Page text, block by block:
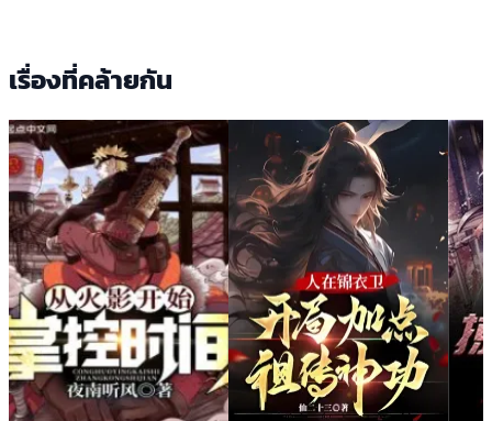
เรื่องที่คล้ายกัน